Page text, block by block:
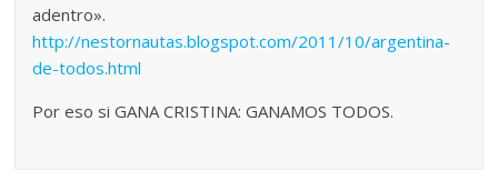
adentro».
http://nestornautas.blogspot.com/2011/10/argentina-
de-todos.html
Por eso si GANA CRISTINA: GANAMOS TODOS.